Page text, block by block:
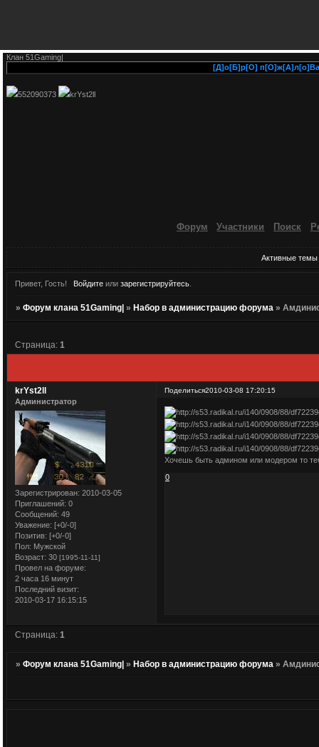
Клан 51Gaming|
[Д]о[Б]р[О]
552090373 krYst2ll
Форум Участники Поиск
Активные темы
Привет, Гость! Войдитеили зарегистрируйтесь.
»Форум клана 51Gaming| » Набор в администрацию форума »
Страница:1
Поделиться2010-03-08 17:20:15
krYst2ll
Администратор
Зарегистрирован: 2010-03-05
Приглашений: 0
Сообщений: 49
Уважение: [+0/-0]
Позитив: [+0/-0]
Пол: Мужской
Возраст: 30 [1995-11-11]
Провел на форуме:
2 часа 16 минут
Последний визит:
2010-03-17 16:15:15
Хочешь быть админом или модером то
0
Страница: 1
»Форум клана 51Gaming| » Набор в администрацию форума »